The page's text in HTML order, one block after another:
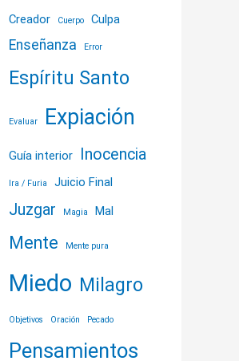
Creador Cuerpo Culpa
Enseñanza Error
Espíritu Santo
Evaluar Expiación
Guía interior Inocencia
Ira / Furia Juicio Final
Juzgar Magia Mal
Mente Mente pura
Miedo Milagro
Objetivos Oración Pecado
Pensamientos